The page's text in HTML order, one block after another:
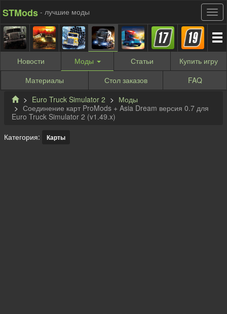
STMods - лучшие моды
Новости Моды Статьи Купить игру
Материалы
Стол заказов
FAQ
Euro Truck Simulator 2
Моды
Соединение карт ProMods + Asia Dream версия 0.7 для
Euro Truck Simulator 2 (v1.49.x)
Категория: Карты